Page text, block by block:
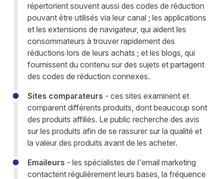
répertorient souvent aussi des codes de réduction
pouvant être utilisés via leur canal ; les applications
et les extensions de navigateur, qui aident les
consommateurs à trouver rapidement des
réductions lors de leurs achats ; et les blogs, qui
fournissent du contenu sur des sujets et partagent
des codes de réduction connexes.
Sites comparateurs - ces sites examinent et
comparent différents produits, dont beaucoup sont
des produits affiliés. Le public recherche des avis
sur les produits afin de se rassurer sur la qualité et
la valeur des produits avant de les acheter.
Emaileurs - les spécialistes de l'email marketing
contactent régulièrement leurs bases, la fréquence